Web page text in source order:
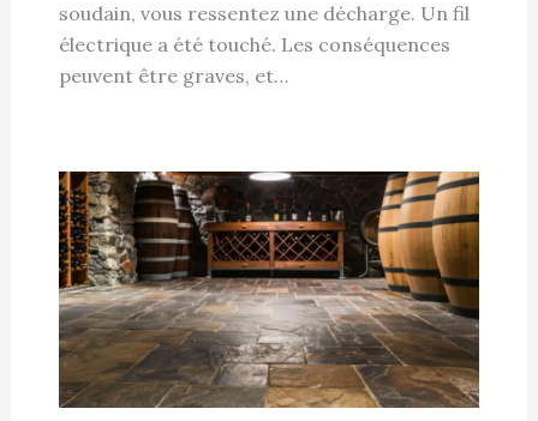
soudain, vous ressentez une décharge. Un fil
électrique a été touché. Les conséquences
peuvent être graves, et…